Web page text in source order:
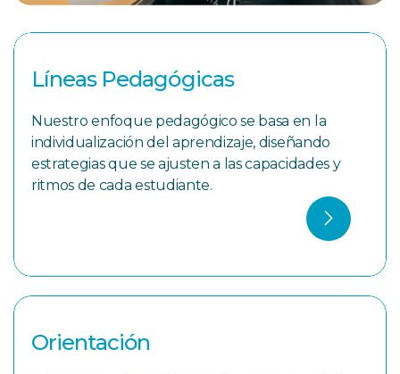
Líneas Pedagógicas
Nuestro enfoque pedagógico se basa en la
individualización del aprendizaje, diseñando
estrategias que se ajusten a las capacidades y
ritmos de cada estudiante.
Orientación